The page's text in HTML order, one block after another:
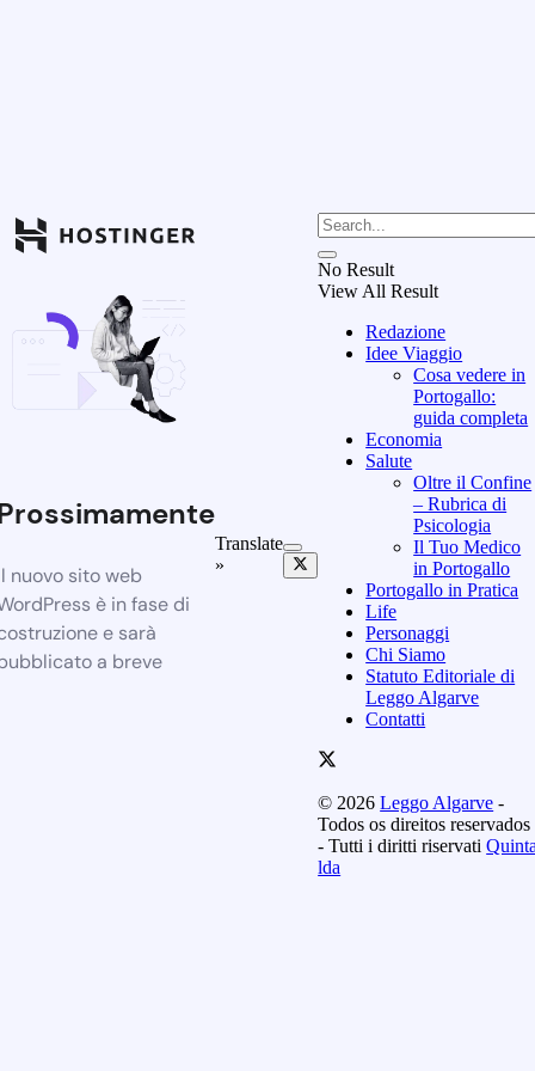
nuovo sito web
è in fase di
e sarà
a breve
Translate
»
No Result
View All Result
Redazione
Idee Viaggio
Cosa vedere in
Portogallo:
guida completa
Economia
Salute
Oltre il Confine
– Rubrica di
Psicologia
Il Tuo Medico
in Portogallo
Portogallo in Pratica
Life
Personaggi
Chi Siamo
Statuto Editoriale di
Leggo Algarve
Contatti
© 2026Leggo Algarve -
Todos os direitos reservados
- Tutti i diritti riservati
lda